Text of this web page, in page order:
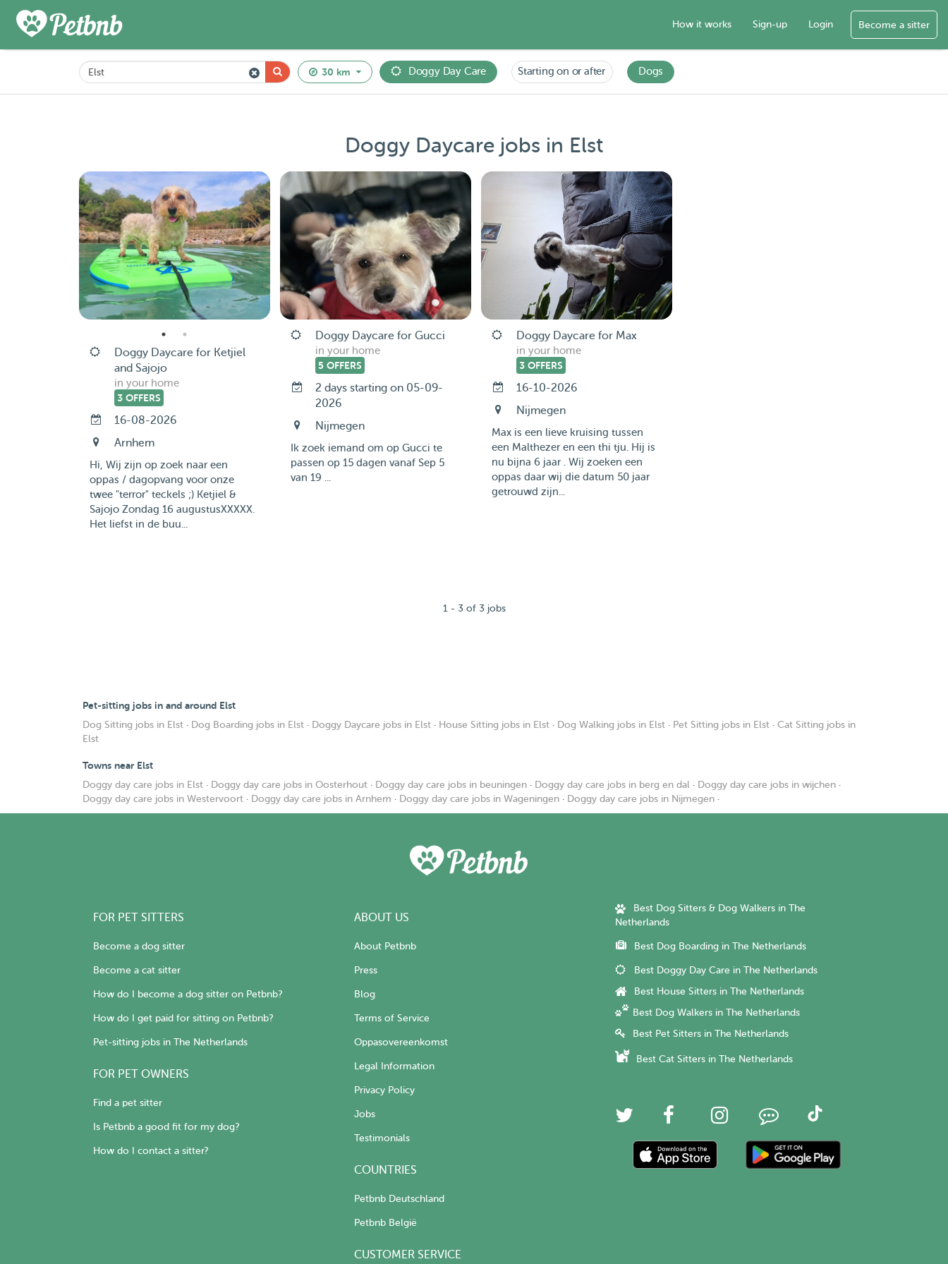
How it works Sign-up Login Become a sitter
30 km Doggy Day Care Starting on or after Dogs
Doggy Daycare jobs in Elst
Doggy Daycare for Ketjiel
and Sajojo
in your home
3 OFFERS
16-08-2026
Arnhem
Hi, Wij zijn op zoek naar een
oppas / dagopvang voor onze
twee "terror" teckels ;) Ketjiel &
Sajojo Zondag 16 augustusXXXXX.
Het liefst in de buu...
Doggy Daycare for Gucci
in your home
5 OFFERS
2 days starting on 05-09-
2026
Nijmegen
Ik zoek iemand om op Gucci te
passen op 15 dagen vanaf Sep 5
van 19 ...
Doggy Daycare for Max
in your home
3 OFFERS
16-10-2026
Nijmegen
Max is een lieve kruising tussen
een Malthezer en een thi tju. Hij is
nu bijna 6 jaar . Wij zoeken een
oppas daar wij die datum 50 jaar
getrouwd zijn...
1 - 3 of 3 jobs
Pet-sitting jobs in and around Elst
Dog Sitting jobs in Elst · Dog Boarding jobs in Elst · Doggy Daycare jobs in Elst · House Sitting jobs in Elst · Dog Walking jobs in Elst · Pet Sitting jobs in Elst · Cat Sitting jobs in
Elst
Towns near Elst
Doggy day care jobs in Elst · Doggy day care jobs in Oosterhout · Doggy day care jobs in beuningen · Doggy day care jobs in berg en dal · Doggy day care jobs in wijchen ·
Doggy day care jobs in Westervoort · Doggy day care jobs in Arnhem · Doggy day care jobs in Wageningen · Doggy day care jobs in Nijmegen ·
FOR PET SITTERS
Become a dog sitter
Become a cat sitter
How do I become a dog sitter on Petbnb?
How do I get paid for sitting on Petbnb?
Pet-sitting jobs in The Netherlands
FOR PET OWNERS
Find a pet sitter
Is Petbnb a good fit for my dog?
How do I contact a sitter?
ABOUT US
About Petbnb
Press
Blog
Terms of Service
Oppasovereenkomst
Legal Information
Privacy Policy
Jobs
Testimonials
COUNTRIES
Petbnb Deutschland
Petbnb België
CUSTOMER SERVICE
Best Dog Sitters & Dog Walkers in The
Netherlands
Best Dog Boarding in The Netherlands
Best Doggy Day Care in The Netherlands
Best House Sitters in The Netherlands
Best Dog Walkers in The Netherlands
Best Pet Sitters in The Netherlands
Best Cat Sitters in The Netherlands